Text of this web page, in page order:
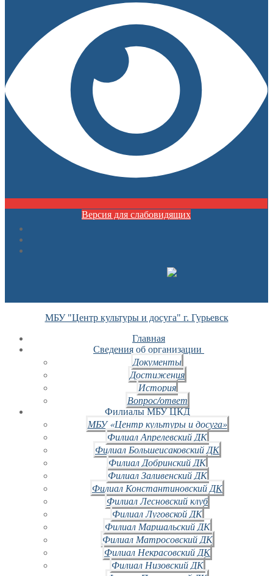
Версия для слабовидящих
МБУ "Центр культуры и досуга" г. Гурьевск
Главная
Сведения об организации
Документы
Достижения
История
Вопрос/ответ
Филиалы МБУ ЦКД
МБУ «Центр культуры и досуга»
Филиал Апрелевский ДК
Филиал Большеисаковский ДК
Филиал Добринский ДК
Филиал Заливенский ДК
Филиал Константиновский ДК
Филиал Лесновский клуб
Филиал Луговской ДК
Филиал Маршальский ДК
Филиал Матросовский ДК
Филиал Некрасовский ДК
Филиал Низовский ДК